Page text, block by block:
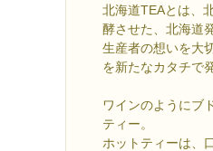
北海道TEAとは、
酵させた、北海道
生産者の想いを大
を新たなカタチで
ワインのようにブ
ティー。
ホットティーは、